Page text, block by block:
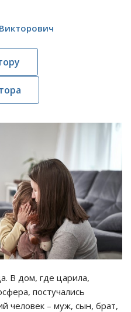
В дом, где царила,
постучались
человек – муж, сын, брат,